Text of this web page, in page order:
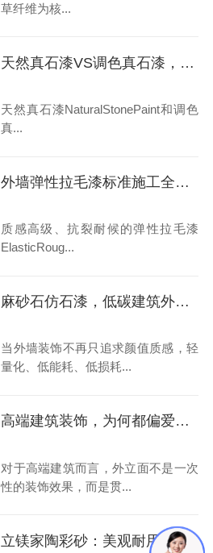
草纤维为核...
天然真石漆VS调色真石漆，一文分清优劣
天然真石漆NaturalStonePaint和调色
真...
外墙弹性拉毛漆标准施工全解读
质感高级、抗裂耐候的弹性拉毛漆
ElasticRoug...
麻砂石仿石漆，低碳建筑外墙装饰新标配
当外墙装饰不再只追求颜值质感，轻
量化、低能耗、低损耗...
高端建筑装饰，为何都偏爱金属闪光漆？
对于高端建筑而言，外立面不是一次
性的装饰效果，而是贯...
立镁家陶彩砂：美观耐用兼备，适配各类外墙工程